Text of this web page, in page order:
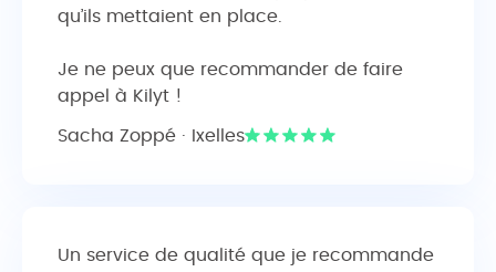
qu’ils mettaient en place.
Je ne peux que recommander de faire
appel à Kilyt !
Sacha Zoppé · Ixelles
Un service de qualité que je recommande